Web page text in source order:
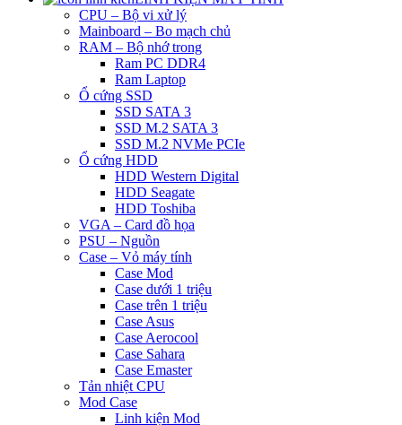
CPU – Bộ vi xử lý
Mainboard – Bo mạch chủ
RAM – Bộ nhớ trong
Ram PC DDR4
Ram Laptop
Ổ cứng SSD
SSD SATA 3
SSD M.2 SATA 3
SSD M.2 NVMe PCIe
Ổ cứng HDD
HDD Western Digital
HDD Seagate
HDD Toshiba
VGA – Card đồ họa
PSU – Nguồn
Case – Vỏ máy tính
Case Mod
Case dưới 1 triệu
Case trên 1 triệu
Case Asus
Case Aerocool
Case Sahara
Case Emaster
Tản nhiệt CPU
Mod Case
Linh kiện Mod